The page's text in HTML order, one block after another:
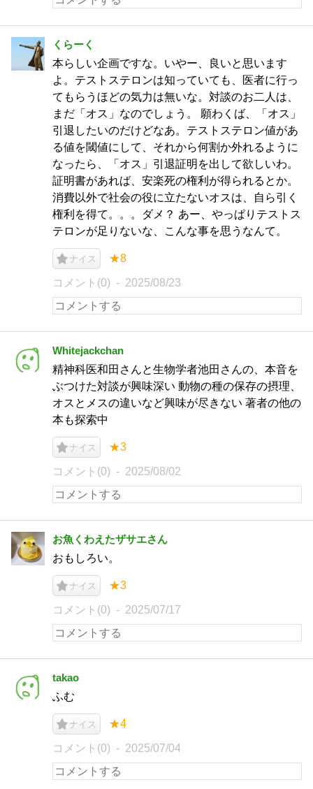
くらーく
本らしい企画ですな。いやー、良いと思います
よ。テストステロンは知っていても、医者に行っ
てもらうほどの気力は無いな。対談のお二人は、
まだ「オス」なのでしょう。 願わくば、「オス」
引退したいのだけどなあ。テストステロン値があ
る値を閾値にして、それから何割か外れるように
なったら、「オス」引退証明を出して欲しいわ。
証明書があれば、安楽死の権利が得られるとか。
消費以外で社会の役に立たないオスは、自ら引く
権利を得て。。。ダメ？ あー、やっぱりテストス
テロンが足りないな、こんな事を思うなんて。
ナイス ★8
コメント(0) 2025/08/23
Whitejackchan
精神科医和田さんと生物学者池田さんの、本音を
ぶつけた対談が興味深い 動物の種の保存の摂理、
オスとメスの違いなど興味が尽きない 著者の他の
本も探索中
ナイス ★3
コメント(0) 2025/08/02
お魚くわえたザサエさん
おもしろい。
ナイス ★3
コメント(0) 2025/07/17
takao
ふむ
ナイス ★4
コメント(0) 2025/07/04